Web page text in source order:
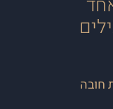
חובה